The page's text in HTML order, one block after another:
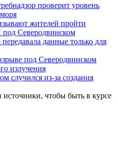
проверит уровень
жителей пройти
Северодвинском
данные только для
под Северодвинском
излучения
случился из-за создания
источники, чтобы быть в курсе